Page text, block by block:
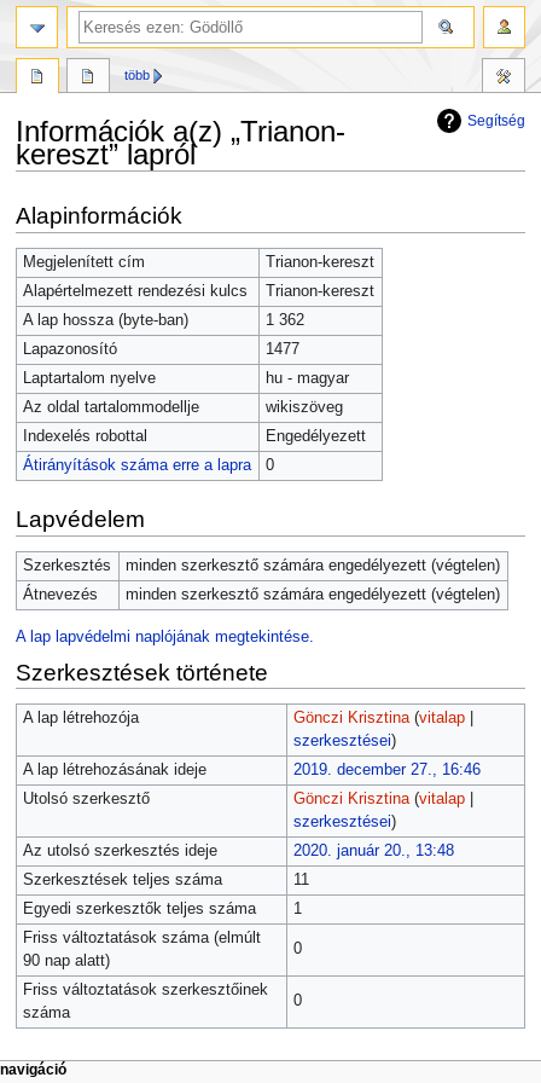
Segítség
Információk a(z) „Trianon-
kereszt” lapról
a
navigációhoz
a
kereséshez
Alapinformációk
Megjelenített cím
Trianon-kereszt
Alapértelmezett rendezési kulcs
Trianon-kereszt
A lap hossza (byte-ban)
1 362
Lapazonosító
1477
Laptartalom nyelve
hu - magyar
Az oldal tartalommodellje
wikiszöveg
Indexelés robottal
Engedélyezett
Átirányítások száma erre a lapra
0
Lapvédelem
Szerkesztés
minden szerkesztő számára engedélyezett (végtelen)
Átnevezés
minden szerkesztő számára engedélyezett (végtelen)
A lap lapvédelmi naplójának megtekintése.
Szerkesztések története
A lap létrehozója Gönczi Krisztina (vitalap|
szerkesztései)
A lap létrehozásának ideje
2019. december 27., 16:46
Utolsó szerkesztő
Gönczi Krisztina (vitalap|
szerkesztései)
Az utolsó szerkesztés ideje
2020. január 20., 13:48
Szerkesztések teljes száma
11
Egyedi szerkesztők teljes száma
1
Friss változtatások száma (elmúlt
90 nap alatt)
0
Friss változtatások szerkesztőinek
száma
0
több
navigáció